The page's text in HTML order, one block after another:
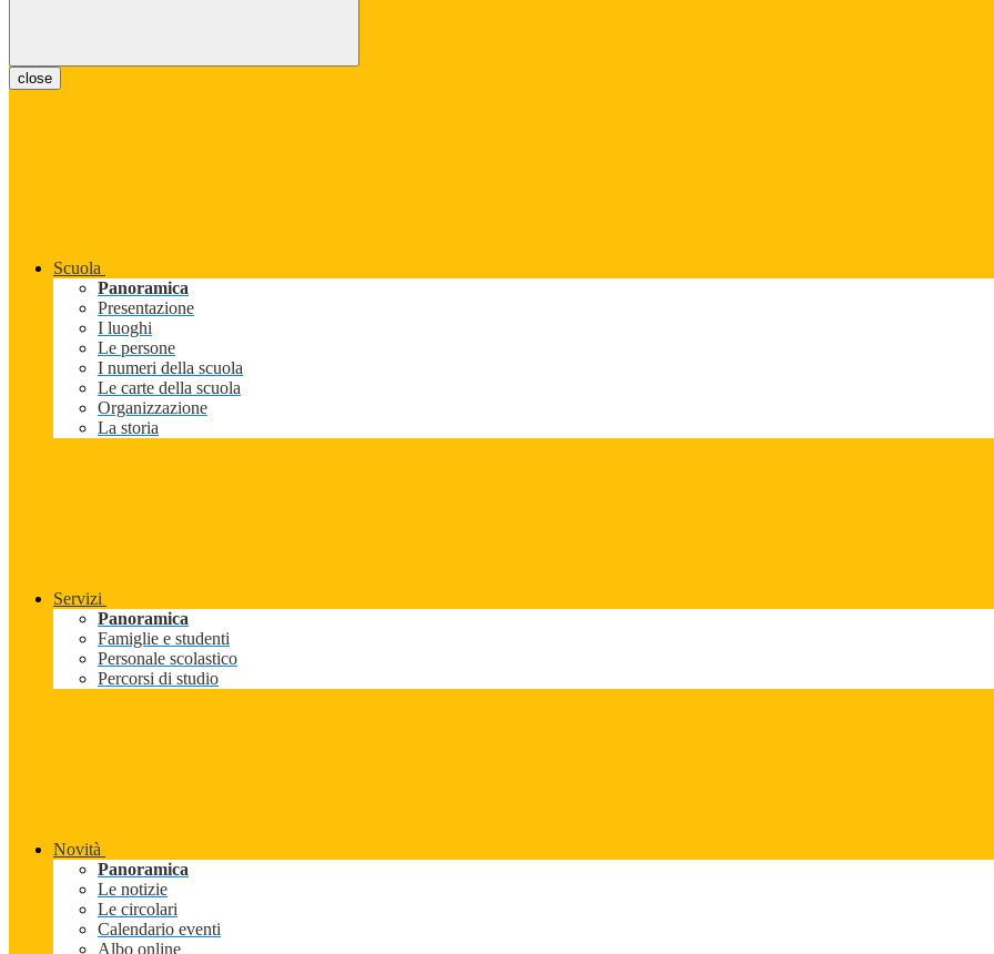
close
Scuola
Panoramica
Presentazione
I luoghi
Le persone
I numeri della scuola
Le carte della scuola
Organizzazione
La storia
Servizi
Panoramica
Famiglie e studenti
Personale scolastico
Percorsi di studio
Novità
Panoramica
Le notizie
Le circolari
Calendario eventi
Albo online